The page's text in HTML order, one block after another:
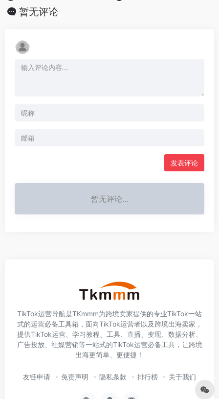
暂无评论
发表评论
暂无评论...
TikTok运营导航是TKmmm为跨境卖家提供的专业TikTok一站
式的运营必备工具箱，面向TikTok运营者以及跨境出海卖家，
提供TikTok运营、学习教程、工具、直播、变现、数据分析、
广告投放、社媒营销等一站式的TikTok运营必备工具，让跨境
出海更简单、更便捷！
友链申请 免责声明 隐私条款 排行榜 关于我们